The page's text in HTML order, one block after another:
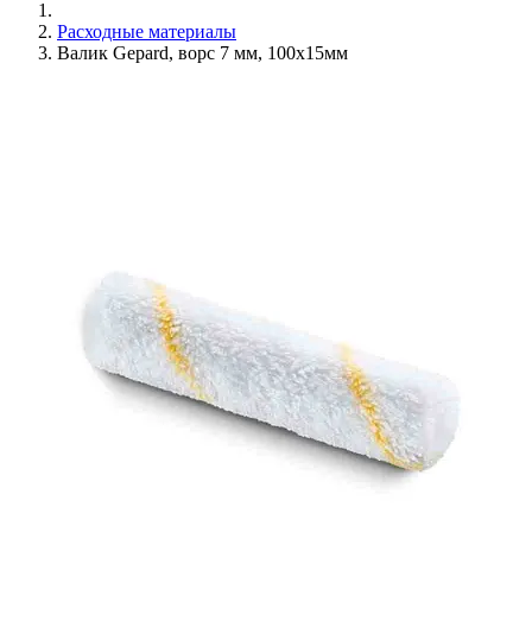
Расходные материалы
Валик Gepard, ворс 7 мм, 100x15мм